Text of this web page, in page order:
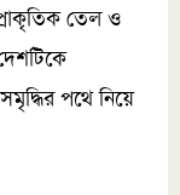
তেল ও
পথে নিয়ে